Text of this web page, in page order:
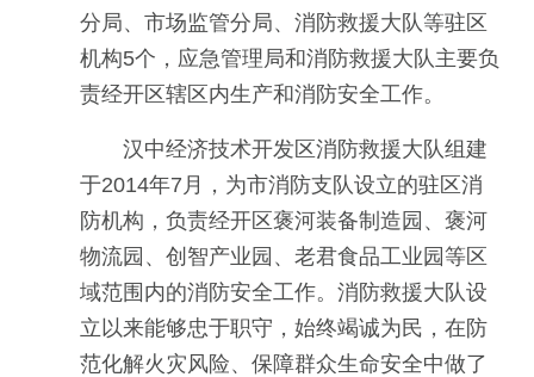
分局、市场监管分局、消防救援大队等驻区
机构5个，应急管理局和消防救援大队主要负
责经开区辖区内生产和消防安全工作。
汉中经济技术开发区消防救援大队组建
于2014年7月，为市消防支队设立的驻区消
防机构，负责经开区褒河装备制造园、褒河
物流园、创智产业园、老君食品工业园等区
域范围内的消防安全工作。消防救援大队设
立以来能够忠于职守，始终竭诚为民，在防
范化解火灾风险、保障群众生命安全中做了